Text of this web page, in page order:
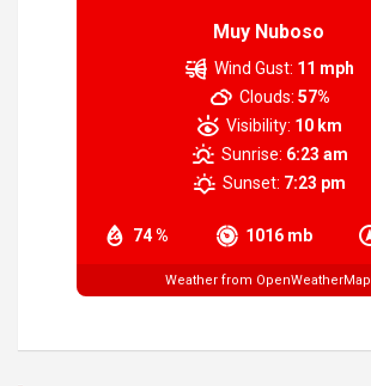
Muy Nuboso
74 % 1016 mb
Wind Gust: 11 mph
Clouds: 57%
Visibility: 10 km
Sunrise: 6:23 am
Sunset: 7:23 pm
Weather from OpenWeatherMap